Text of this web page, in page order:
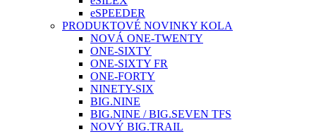
eSPEEDER
PRODUKTOVÉ NOVINKY KOLA
NOVÁ ONE-TWENTY
ONE-SIXTY
ONE-SIXTY FR
ONE-FORTY
NINETY-SIX
BIG.NINE
BIG.NINE / BIG.SEVEN TFS
NOVÝ BIG.TRAIL